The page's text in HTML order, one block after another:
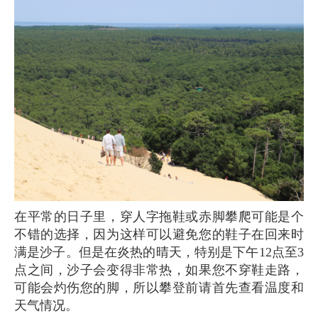
在平常的日子里，穿人字拖鞋或赤脚攀爬可能是个
不错的选择，因为这样可以避免您的鞋子在回来时
满是沙子。但是在炎热的晴天，特别是下午12点至3
点之间，沙子会变得非常热，如果您不穿鞋走路，
可能会灼伤您的脚，所以攀登前请首先查看温度和
天气情况。